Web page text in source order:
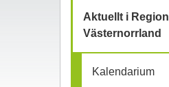
ä
r
h
Aktuellt i Region
Västernorrland
Kalendarium